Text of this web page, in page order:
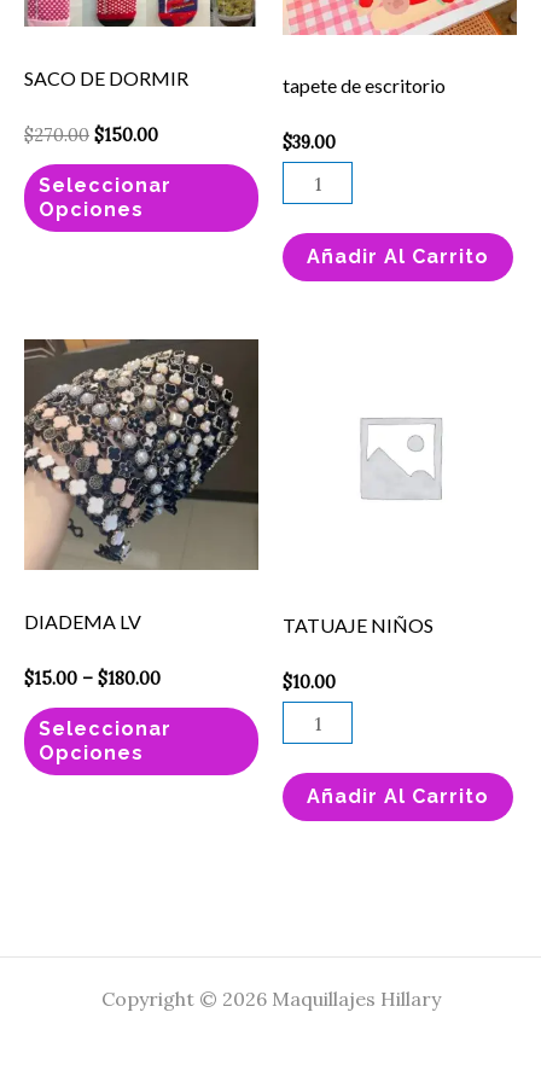
SACO DE DORMIR
$270.00 $150.00
Seleccionar
Opciones
Las
pueden
elegir
en
página
producto
tapete de escritorio
$39.00
Añadir Al Carrito
DIADEMA LV
$15.00 – $180.00
Price
range:
$15.00
through
$180.00
Seleccionar
Opciones
variantes.
opciones
pueden
elegir
la
página
TATUAJE NIÑOS
$10.00
cantidad
Añadir Al Carrito
Copyright © 2026 Maquillajes Hillary